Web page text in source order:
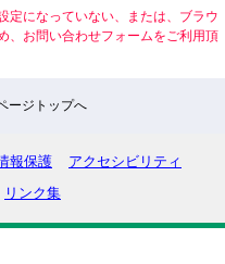
定になっていない、または、ブラウ
、お問い合わせフォームをご利用頂
ージトップへ
報保護 アクセシビリティ
リンク集